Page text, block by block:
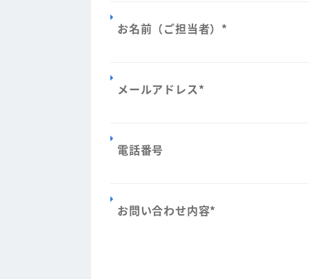
お名前（ご担当者） *
メールアドレス*
電話番号
お問い合わせ内容*